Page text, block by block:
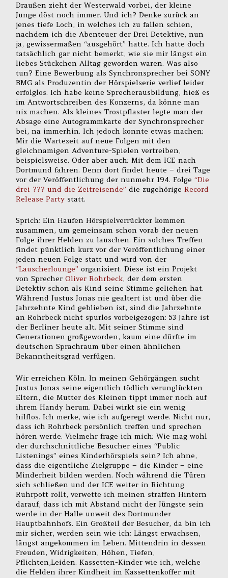
Draußen zieht der Westerwald vorbei, der kleine
Junge döst noch immer. Und ich? Denke zurück an
jenes tiefe Loch, in welches ich zu fallen schien,
nachdem ich die Abenteuer der Drei Detektive, nun
ja, gewissermaßen “ausgehört” hatte. Ich hatte doch
tatsächlich gar nicht bemerkt, wie sie mir längst ein
liebes Stückchen Alltag geworden waren. Was also
tun? Eine Bewerbung als Synchronsprecher bei SONY
BMG als Produzentin der Hörspielserie verlief leider
erfolglos. Ich habe keine Sprecherausbildung, hieß es
im Antwortschreiben des Konzerns, da könne man
nix machen. Als kleines Trostpflaster legte man der
Absage eine Autogrammkarte der Synchronsprecher
bei, na immerhin. Ich jedoch konnte etwas machen:
Mir die Wartezeit auf neue Folgen mit den
gleichnamigen Adventure-Spielen vertreiben,
beispielsweise. Oder aber auch: Mit dem ICE nach
Dortmund fahren. Denn dort findet heute – drei Tage
vor der Veröffentlichung der nunmehr 194. Folge“Die
drei ??? und die Zeitreisende” die zugehörigeRecord
Release Party statt.
Sprich: Ein Haufen Hörspielverrückter kommen
zusammen, um gemeinsam schon vorab der neuen
Folge ihrer Helden zu lauschen. Ein solches Treffen
findet pünktlich kurz vor der Veröffentlichung einer
jeden neuen Folge statt und wird von der
“Lauscherlounge”organisiert. Diese ist ein Projekt
von SprecherOliver Rohrbeck, der dem ersten
Detektiv schon als Kind seine Stimme geliehen hat.
Während Justus Jonas nie gealtert ist und über die
Jahrzehnte Kind geblieben ist, sind die Jahrzehnte
an Rohrbeck nicht spurlos vorbeigezogen: 53 Jahre ist
der Berliner heute alt. Mit seiner Stimme sind
Generationen großgeworden, kaum eine dürfte im
deutschen Sprachraum über einen ähnlichen
Bekanntheitsgrad verfügen.
Wir erreichen Köln. In meinen Gehörgängen sucht
Justus Jonas seine eigentlich tödlich verunglückten
Eltern, die Mutter des Kleinen tippt immer noch auf
ihrem Handy herum. Dabei wirkt sie ein wenig
hilflos. Ich merke, wie ich aufgeregt werde. Nicht nur,
dass ich Rohrbeck persönlich treffen und sprechen
hören werde. Vielmehr frage ich mich: Wie mag wohl
der durchschnittliche Besucher eines “Public
Listenings” eines Kinderhörspiels sein? Ich ahne,
dass die eigentliche Zielgruppe – die Kinder – eine
Minderheit bilden werden. Noch während die Türen
sich schließen und der ICE weiter in Richtung
Ruhrpott rollt, verwette ich meinen straffen Hintern
darauf, dass ich mit Abstand nicht der Jüngste sein
werde in der Halle unweit des Dortmunder
Hauptbahnhofs. Ein Großteil der Besucher, da bin ich
mir sicher, werden sein wie ich: Längst erwachsen,
längst angekommen im Leben. Mittendrin in dessen
Freuden, Widrigkeiten, Höhen, Tiefen,
Pflichten,Leiden. Kassetten-Kinder wie ich, welche
die Helden ihrer Kindheit im Kassettenkoffer mit